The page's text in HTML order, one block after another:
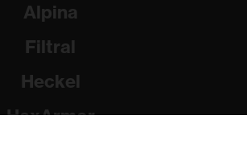
Alpina
Filtral
Heckel
HexArmor